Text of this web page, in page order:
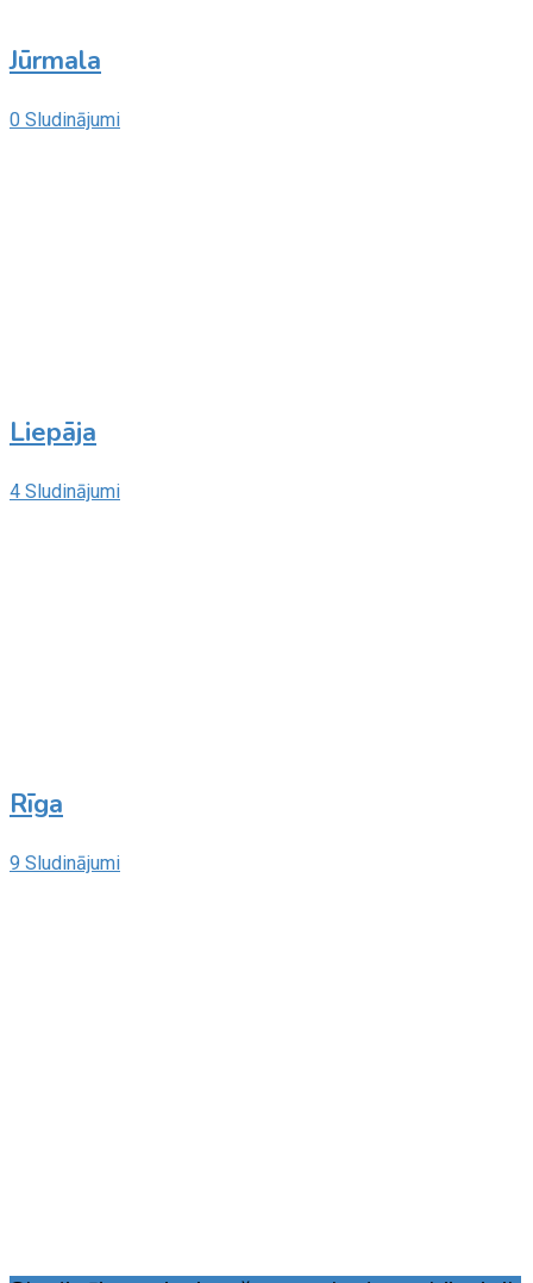
Jūrmala
0 Sludinājumi
Liepāja
4 Sludinājumi
Rīga
9 Sludinājumi